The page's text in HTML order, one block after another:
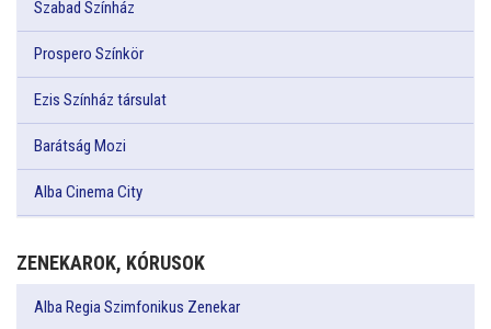
Szabad Színház
Prospero Színkör
Ezis Színház társulat
Barátság Mozi
Alba Cinema City
ZENEKAROK, KÓRUSOK
Alba Regia Szimfonikus Zenekar